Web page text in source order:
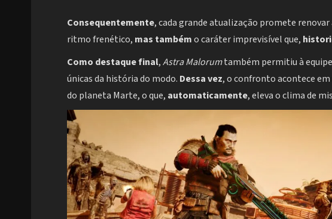
Consequentemente, cada grande atualização promete
ritmo frenético, mas tambémo caráter imprevisível que,
Como destaque final,Astra Malorumtambém permitiu à equipe
únicas da história do modo. Dessa vez, o confronto acontece
do planeta Marte, o que, automaticamente, eleva o clima de